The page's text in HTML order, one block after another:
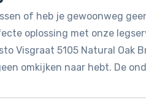
of heb je gewoonweg
oplossing met onze
Visgraat 5105 Natural Oak
omkijken naar hebt. De